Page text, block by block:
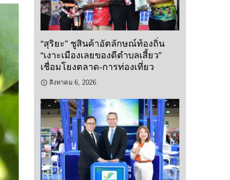
“สุริยะ” ชูสินค้าอัตลักษณ์ท้องถิ่น
“เงาะเมืองเลยของดีตำบลเสี้ยว”
เชื่อมโยงตลาด-การท่องเที่ยว
สิงหาคม 6, 2026